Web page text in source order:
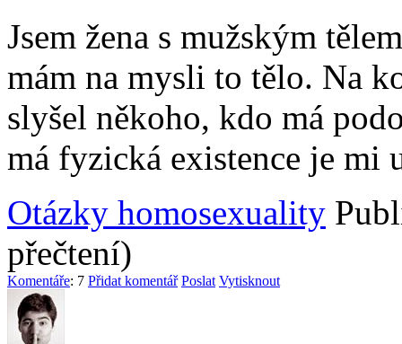
Jsem žena s mužským
mám na mysli to tělo. Na
slyšel někoho, kdo má
má fyzická existence je mi
Otázky homosexuality
přečtení)
Komentáře: 7 Přidat komentář Poslat Vytisknout